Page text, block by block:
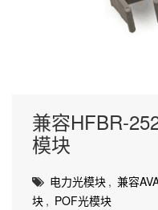
兼容HFBR-
模块
电力光模块 , 兼容
块 , POF光模块